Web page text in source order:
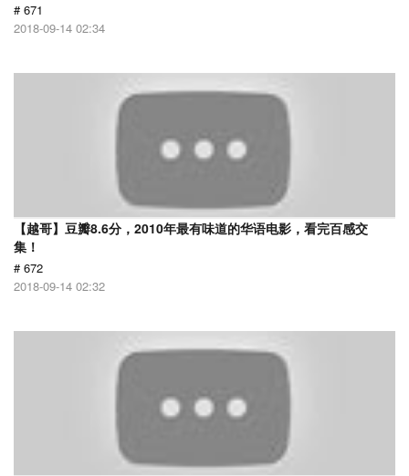
# 671
2018-09-14 02:34
【越哥】豆瓣8.6分，2010年最有味道的华语电影，看完百感交
集！
# 672
2018-09-14 02:32